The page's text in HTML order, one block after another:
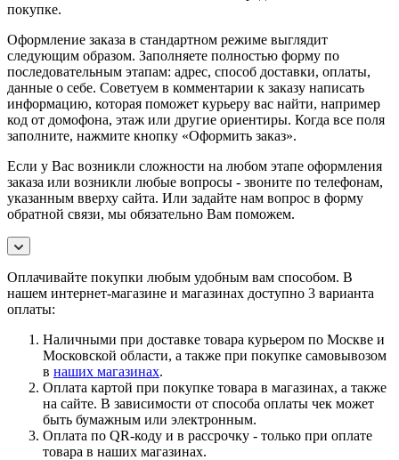
покупке.
Оформление заказа в стандартном режиме выглядит
следующим образом. Заполняете полностью форму по
последовательным этапам: адрес, способ доставки, оплаты,
данные о себе. Советуем в комментарии к заказу написать
информацию, которая поможет курьеру вас найти, например
код от домофона, этаж или другие ориентиры. Когда все поля
заполните, нажмите кнопку «Оформить заказ».
Если у Вас возникли сложности на любом этапе оформления
заказа или возникли любые вопросы - звоните по телефонам,
указанным вверху сайта. Или задайте нам вопрос в форму
обратной связи, мы обязательно Вам поможем.
Оплачивайте покупки любым удобным вам способом. В
нашем интернет-магазине и магазинах доступно 3 варианта
оплаты:
Наличными при доставке товара курьером по Москве и
Московской области, а также при покупке самовывозом
в наших магазинах.
Оплата картой при покупке товара в магазинах, а также
на сайте. В зависимости от способа оплаты чек может
быть бумажным или электронным.
Оплата по QR-коду и в рассрочку - только при оплате
товара в наших магазинах.